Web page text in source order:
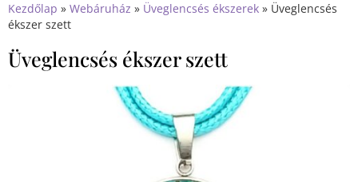
Kezdőlap » Webáruház » Üveglencsés ékszerek » Üveglencsés
ékszer szett
Üveglencsés ékszer szett